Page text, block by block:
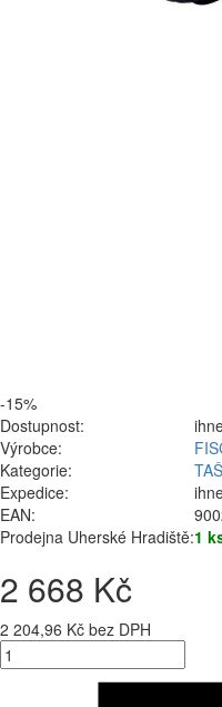
-15%
Dostupnost:
Výrobce:
Kategorie:
Expedice:
EAN:
Prodejna Uherské Hradiště:1
2 668 Kč
2 204,96 Kč bez DPH